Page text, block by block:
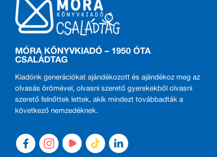
MÓRA KÖNYVKIADÓ – 1950 ÓTA
CSALÁDTAG
Kiadónk generációkat ajándékozott és ajándékoz meg az
olvasás örömével, olvasni szerető gyerekekből olvasni
szerető felnőttek lettek, akik mindezt továbbadták a
következő nemzedéknek.